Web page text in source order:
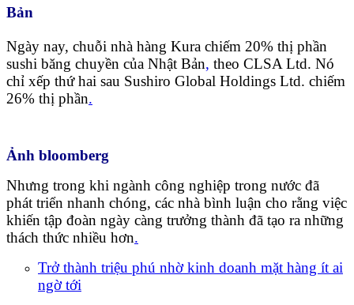
Bản
Ngày nay, chuỗi nhà hàng Kura chiếm 20% thị phần
sushi băng chuyền của Nhật Bản, theo CLSA Ltd. Nó
chỉ xếp thứ hai sau Sushiro Global Holdings Ltd. chiếm
26% thị phần.
Ảnh bloomberg
Nhưng trong khi ngành công nghiệp trong nước đã
phát triển nhanh chóng, các nhà bình luận cho rằng việc
khiến tập đoàn ngày càng trưởng thành đã tạo ra những
thách thức nhiều hơn.
Trở thành triệu phú nhờ kinh doanh mặt hàng ít ai
ngờ tới